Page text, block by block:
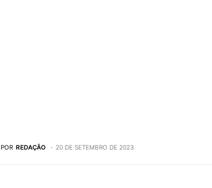
POR REDAÇÃO 20 DE SETEMBRO DE 2023